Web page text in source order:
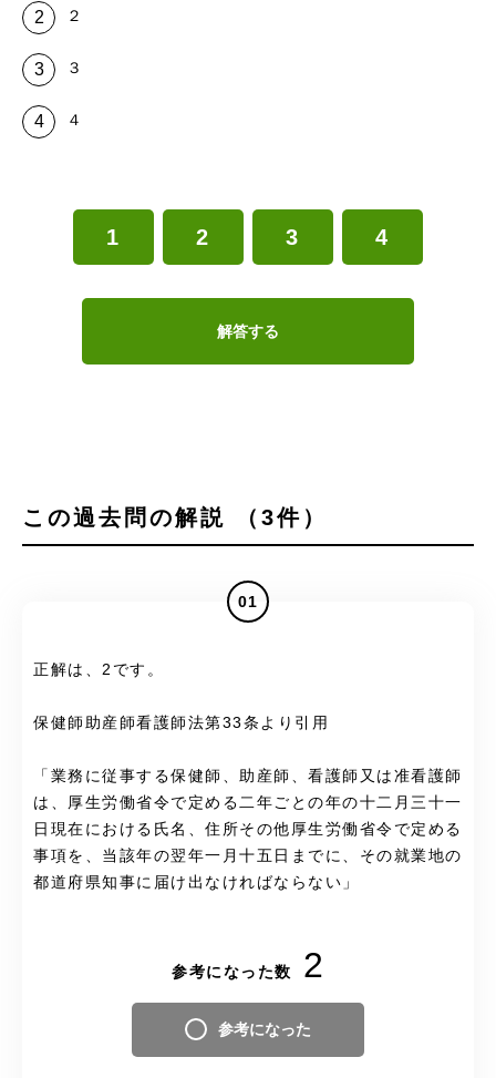
２
３
４
1 2 3 4
解答する
この過去問の解説 （3件）
01
正解は、2です。
保健師助産師看護師法第33条より引用
「業務に従事する保健師、助産師、看護師又は准看護師
は、厚生労働省令で定める二年ごとの年の十二月三十一
日現在における氏名、住所その他厚生労働省令で定める
事項を、当該年の翌年一月十五日までに、その就業地の
都道府県知事に届け出なければならない」
参考になった数 2
参考になった